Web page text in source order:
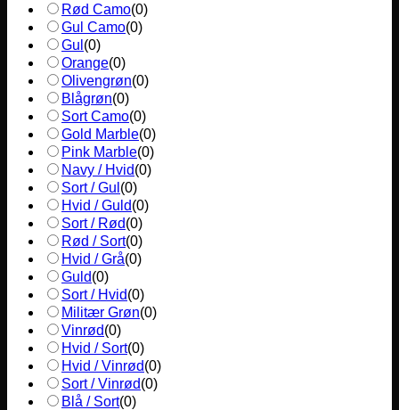
Rød Camo(0)
Gul Camo(0)
Gul (0)
Orange(0)
Olivengrøn(0)
Blågrøn(0)
Sort Camo(0)
Gold Marble(0)
Pink Marble(0)
Navy / Hvid(0)
Sort / Gul (0)
Hvid / Guld(0)
Sort / Rød(0)
Rød / Sort(0)
Hvid / Grå(0)
Guld(0)
Sort / Hvid(0)
Militær Grøn(0)
Vinrød(0)
Hvid / Sort(0)
Hvid / Vinrød(0)
Sort / Vinrød(0)
Blå / Sort(0)